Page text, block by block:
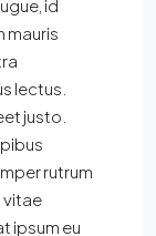
id
mauris
lectus.
justo.
rutrum
vitae
ipsum eu